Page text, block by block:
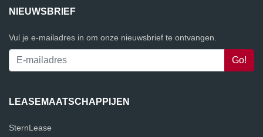
NIEUWSBRIEF
Vul je e-mailadres in om onze nieuwsbrief te ontvangen.
LEASEMAATSCHAPPIJEN
SternLease